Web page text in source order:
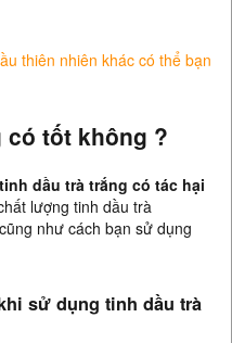
thiên nhiên khác có thể bạn
có tốt không ?
tinh dầu trà trắng có tác hại
lượng tinh dầu trà
như cách bạn sử dụng
sử dụng tinh dầu trà